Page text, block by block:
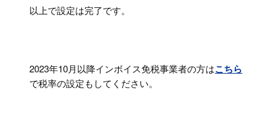
以上で設定は完了です。
2023年10月以降インボイス免税事業者の方はこちら
で税率の設定もしてください。